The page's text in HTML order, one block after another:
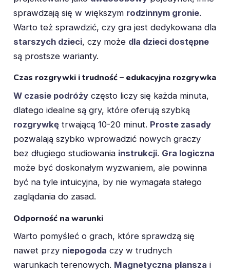
sprawdzają się w większym rodzinnym gronie.
Warto też sprawdzić, czy gra jest dedykowana dla
starszych dzieci, czy może dla dzieci dostępne
są prostsze warianty.
Czas rozgrywki i trudność – edukacyjna rozgrywka
W czasie podróży często liczy się każda minuta,
dlatego idealne są gry, które oferują szybką
rozgrywkę trwającą 10-20 minut. Proste zasady
pozwalają szybko wprowadzić nowych graczy
bez długiego studiowania instrukcji. Gra logiczna
może być doskonałym wyzwaniem, ale powinna
być na tyle intuicyjna, by nie wymagała stałego
zaglądania do zasad.
Odporność na warunki
Warto pomyśleć o grach, które sprawdzą się
nawet przy niepogoda czy w trudnych
warunkach terenowych. Magnetyczna plansza i